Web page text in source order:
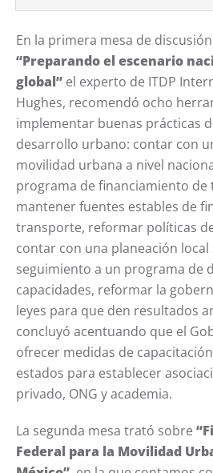
En la primera mesa de
“Preparando el escenario
global” el experto de ITDP
Hughes, recomendó ocho
implementar buenas prácticas
desarrollo urbano: contar con
movilidad urbana a nivel
programa de financiamiento
mantener fuentes estables de
transporte, reformar políticas
contar con una planeación
seguimiento a un programa de
capacidades, reformar la
leyes para que den resultados
concluyó acentuando que el
ofrecer medidas de
estados para establecer
privado, ONG y academia.
La segunda mesa trató sobre
Federal para la Movilidad